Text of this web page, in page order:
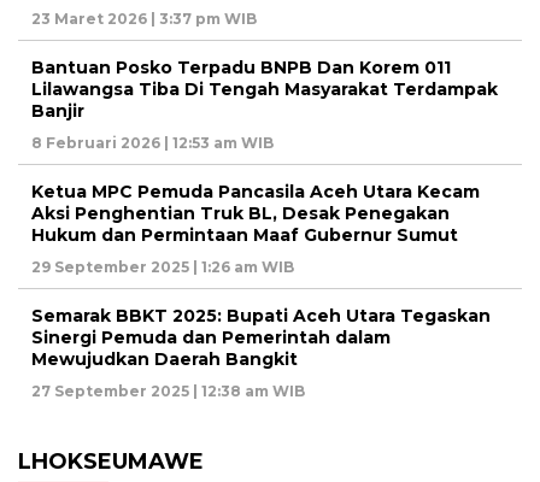
23 Maret 2026 | 3:37 pm WIB
Bantuan Posko Terpadu BNPB Dan Korem 011
Lilawangsa Tiba Di Tengah Masyarakat Terdampak
Banjir
8 Februari 2026 | 12:53 am WIB
Ketua MPC Pemuda Pancasila Aceh Utara Kecam
Aksi Penghentian Truk BL, Desak Penegakan
Hukum dan Permintaan Maaf Gubernur Sumut
29 September 2025 | 1:26 am WIB
Semarak BBKT 2025: Bupati Aceh Utara Tegaskan
Sinergi Pemuda dan Pemerintah dalam
Mewujudkan Daerah Bangkit
27 September 2025 | 12:38 am WIB
LHOKSEUMAWE